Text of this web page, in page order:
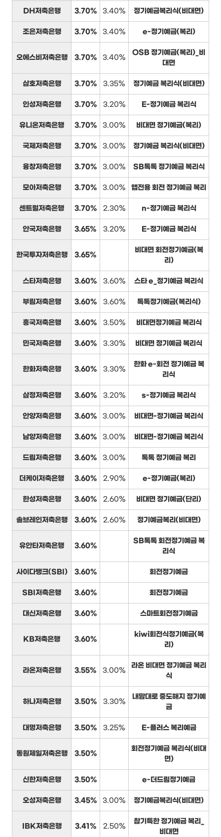
DH저축은행 3.70% 3.40% 정기예금복리식(비대면)
조은저축은행 3.70% 3.40% e-정기예금(복리)
오에스비저축은행 3.70% 3.40%
OSB 정기예금(복리)_비
대면
삼호저축은행 3.70% 3.35% 정기예금 복리식(비대면)
인성저축은행 3.70% 3.20% E-정기예금 복리식
유니온저축은행 3.70% 3.00% 비대면 정기예금(복리)
국제저축은행 3.70% 3.00% 정기예금 복리식(비대면)
융창저축은행 3.70% 3.00% SB톡톡 정기예금 복리식
모아저축은행 3.70% 3.00% 앱전용 회전 정기예금 복리
센트럴저축은행 3.70% 2.30% n-정기예금 복리식
안국저축은행 3.65% 3.20% E-정기예금 복리식
한국투자저축은행 3.65%
비대면 회전정기예금(복
리)
스타저축은행 3.60% 3.60% 스타 e_정기예금 복리식
부림저축은행 3.60% 3.60% 톡톡정기예금(복리식)
흥국저축은행 3.60% 3.50% 비대면정기예금 복리식
민국저축은행 3.60% 3.30% 비대면 정기예금 복리식
한화저축은행 3.60% 3.30%
한화 e-회전 정기예금 복
리식
삼정저축은행 3.60% 3.20% s-정기예금 복리식
안양저축은행 3.60% 3.00% 비대면-정기예금 복리식
남양저축은행 3.60% 3.00% 비대면-정기예금 복리식
드림저축은행 3.60% 3.00% 톡톡 정기예금 복리
더케이저축은행 3.60% 2.90% e-정기예금(복리)
한성저축은행 3.60% 2.60% 비대면 정기예금(단리)
솔브레인저축은행 3.60% 2.60% 정기예금복리(비대면)
유안타저축은행 3.60%
SB톡톡 회전정기예금 복
리식
사이다뱅크(SBI) 3.60% 회전정기예금
SBI저축은행 3.60% 회전정기예금
대신저축은행 3.60% 스마트회전정기예금
KB저축은행 3.60%
kiwi회전식정기예금(복
리)
라온저축은행 3.55% 3.00%
라온 비대면 정기예금 복리
식
하나저축은행 3.50% 3.30%
내맘대로 중도해지 정기예
금
대명저축은행 3.50% 3.25% E-플러스 복리예금
동원제일저축은행 3.50%
회전정기예금 복리식(비대
면)
신한저축은행 3.50% e-더드림정기예금
오성저축은행 3.45% 3.00% 정기예금복리식(비대면)
IBK저축은행 3.41% 2.50%
참기특한 정기예금 복리_
비대면